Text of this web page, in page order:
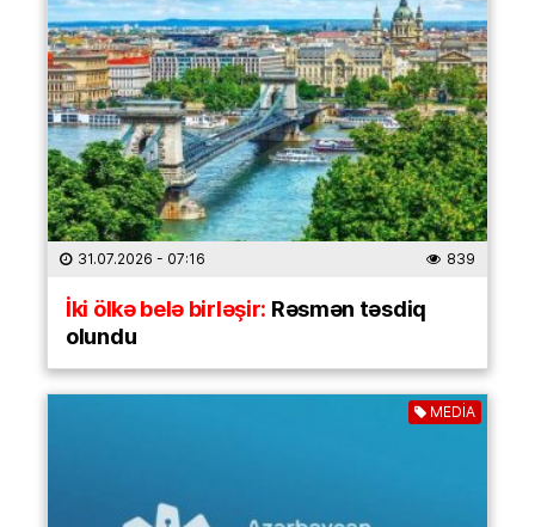
31.07.2026 - 07:16 839
İki ölkə belə birləşir: Rəsmən təsdiq
olundu
MEDİA